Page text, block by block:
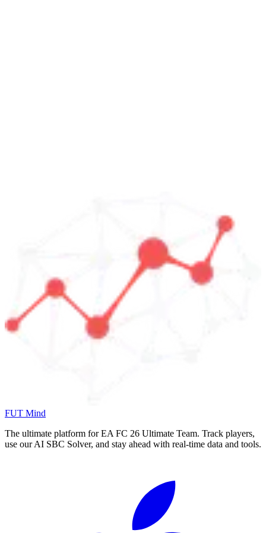
FUT Mind
The ultimate platform for EA FC 26 Ultimate Team. Track players,
use our AI SBC Solver, and stay ahead with real-time data and tools.